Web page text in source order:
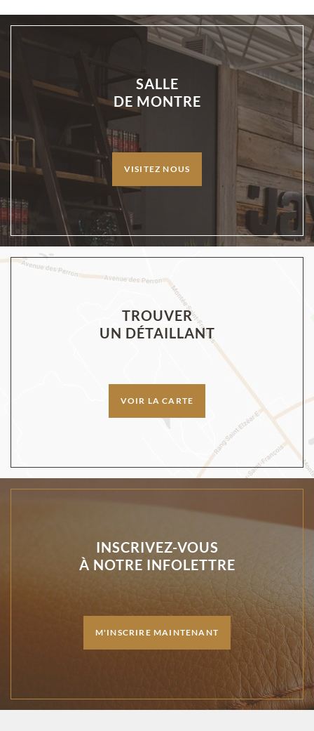
SALLE
DE MONTRE
VISITEZ NOUS
TROUVER
UN DÉTAILLANT
VOIR LA CARTE
INSCRIVEZ-VOUS
À NOTRE INFOLETTRE
M'INSCRIRE MAINTENANT